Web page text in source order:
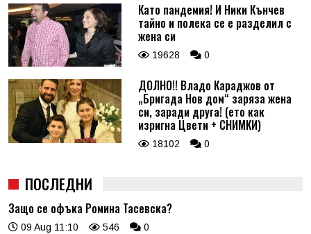
Като пандемия! И Ники Кънчев
тайно и полека се е разделил с
жена си
19628 0
ДОЛНО!! Владо Караджов от
„Бригада Нов дом“ заряза жена
си, заради друга! (ето как
изригна Цвети + СНИМКИ)
18102 0
ПОСЛЕДНИ
Защо се офъка Ромина Тасевска?
09 Aug 11:10 546 0